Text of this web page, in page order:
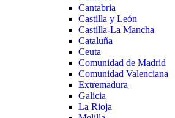
Cantabria
Castilla y León
Castilla-La Mancha
Cataluña
Ceuta
Comunidad de Madrid
Comunidad Valenciana
Extremadura
Galicia
La Rioja